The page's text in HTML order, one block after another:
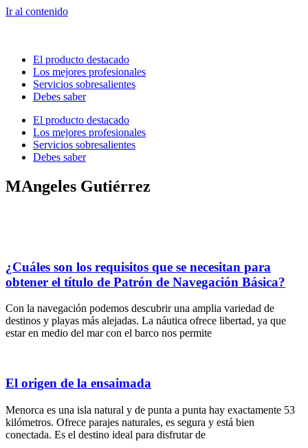
Ir al contenido
El producto destacado
Los mejores profesionales
Servicios sobresalientes
Debes saber
El producto destacado
Los mejores profesionales
Servicios sobresalientes
Debes saber
MAngeles Gutiérrez
¿Cuáles son los requisitos que se necesitan para
obtener el título de Patrón de Navegación Básica?
Con la navegación podemos descubrir una amplia variedad de
destinos y playas más alejadas. La náutica ofrece libertad, ya que
estar en medio del mar con el barco nos permite
El origen de la ensaimada
Menorca es una isla natural y de punta a punta hay exactamente 53
kilómetros. Ofrece parajes naturales, es segura y está bien
conectada. Es el destino ideal para disfrutar de